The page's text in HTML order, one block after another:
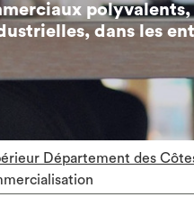
dans les
Département des